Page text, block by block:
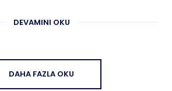
DEVAMINI OKU
DAHA FAZLA OKU